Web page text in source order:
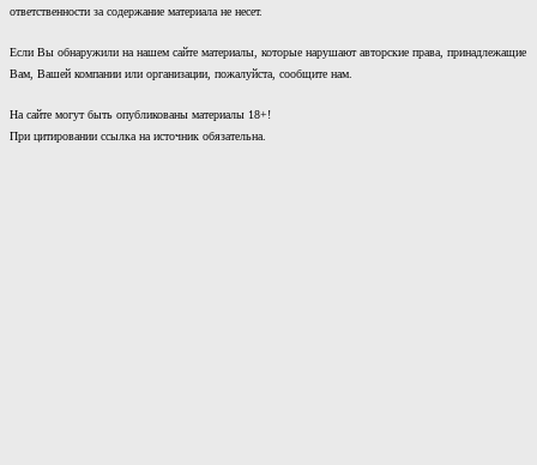
ответственности за содержание материала не несет.
Если Вы обнаружили на нашем сайте материалы, которые нарушают авторские права, принадлежащие
Вам, Вашей компании или организации, пожалуйста, сообщите нам.
На сайте могут быть опубликованы материалы 18+!
При цитировании ссылка на источник обязательна.